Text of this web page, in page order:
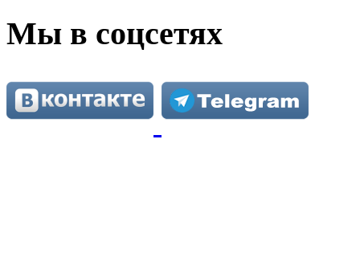
Мы в соцсетях